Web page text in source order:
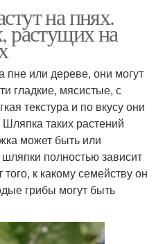
на пнях.
растущих на
пне или дереве, они могут
гладкие, мясистые, с
текстура и по вкусу они
таких растений
может быть или
полностью зависит
к какому семейству он
грибы могут быть